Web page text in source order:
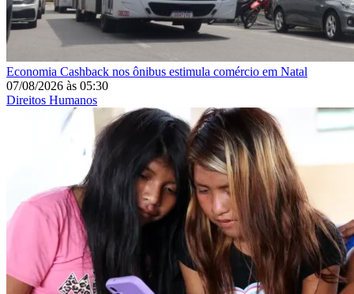
Economia Cashback nos ônibus estimula comércio em Natal
07/08/2026 às 05:30
Direitos Humanos